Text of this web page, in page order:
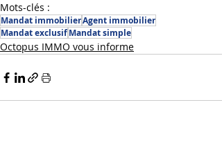
Mots-clés :
Mandat immobilierAgent immobilier
Mandat exclusifMandat simple
Octopus IMMO vous informe